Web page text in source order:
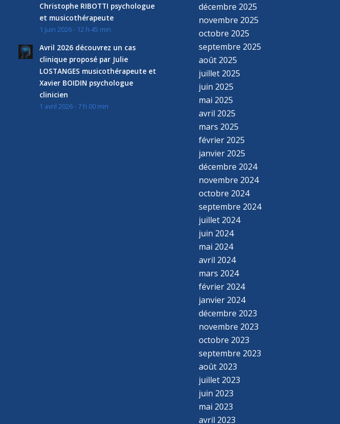
Christophe RIBOTTI psychologue
et musicothérapeute
1 juin 2026 - 12 h 45 min
Avril 2026 découvrez un cas
clinique proposé par Julie
LOSTANGES musicothérapeute et
Xavier BOIDIN psychologue
clinicien
1 avril 2026 - 7 h 00 min
décembre 2025
novembre 2025
octobre 2025
septembre 2025
août 2025
juillet 2025
juin 2025
mai 2025
avril 2025
mars 2025
février 2025
janvier 2025
décembre 2024
novembre 2024
octobre 2024
septembre 2024
juillet 2024
juin 2024
mai 2024
avril 2024
mars 2024
février 2024
janvier 2024
décembre 2023
novembre 2023
octobre 2023
septembre 2023
août 2023
juillet 2023
juin 2023
mai 2023
avril 2023